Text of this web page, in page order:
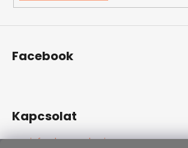
Facebook
Kapcsolat
info@kozenezbozi.com